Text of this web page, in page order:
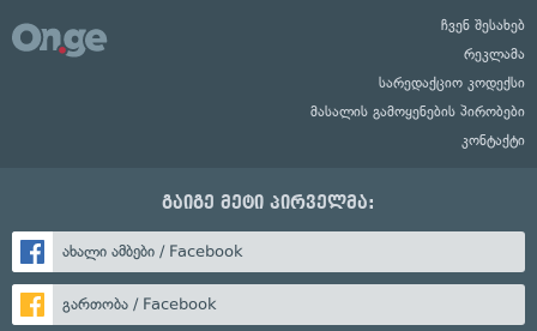
ჩვენ შესახებ
რეკლამა
სარედაქციო კოდექსი
მასალის გამოყენების პირობები
კონტაქტი
გაიგე მეტი პირველმა:
ახალი ამბები / Facebook
გართობა / Facebook